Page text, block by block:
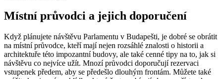
Místní průvodci a jejich doporučení
Když plánujete návštěvu Parlamentu v Budapešti, je dobré se obrátit
na místní průvodce, kteří mají nejen rozsáhlé znalosti o historii a
architektuře této impozantní budovy, ale také cenné tipy na to, jak si
návštěvu co nejvíce užít. Mnozí průvodci doporučují rezervaci
vstupenek předem, aby se předešlo dlouhým frontám. Můžete také